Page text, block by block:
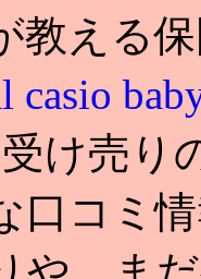
教える
casio
け売り
口コミ